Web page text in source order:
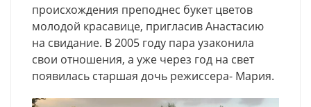
происхождения преподнес букет цветов
молодой красавице, пригласив Анастасию
на свидание. В 2005 году пара узаконила
свои отношения, а уже через год на свет
появилась старшая дочь режиссера- Мария.